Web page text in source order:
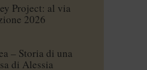
Project: al via
2026
– Storia di una
di Alessia